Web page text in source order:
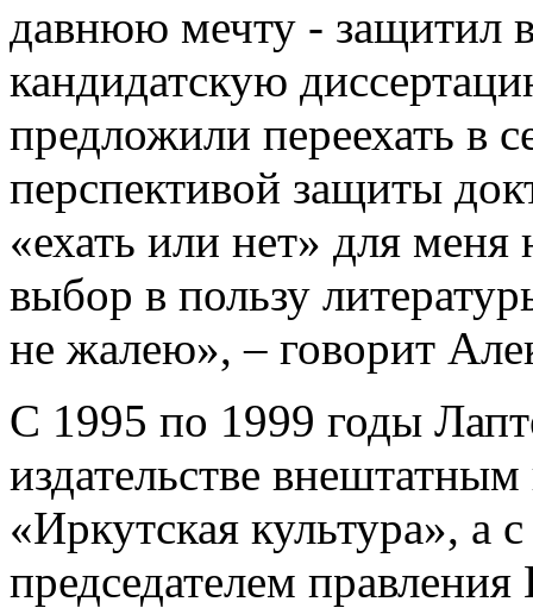
давнюю мечту - защитил
кандидатскую
предложили переехать в
перспективой защиты
«ехать или нет» для меня
выбор в пользу
не жалею», – говорит
С 1995 по 1999 годы
издательстве
«Иркутская культура», а
председателем